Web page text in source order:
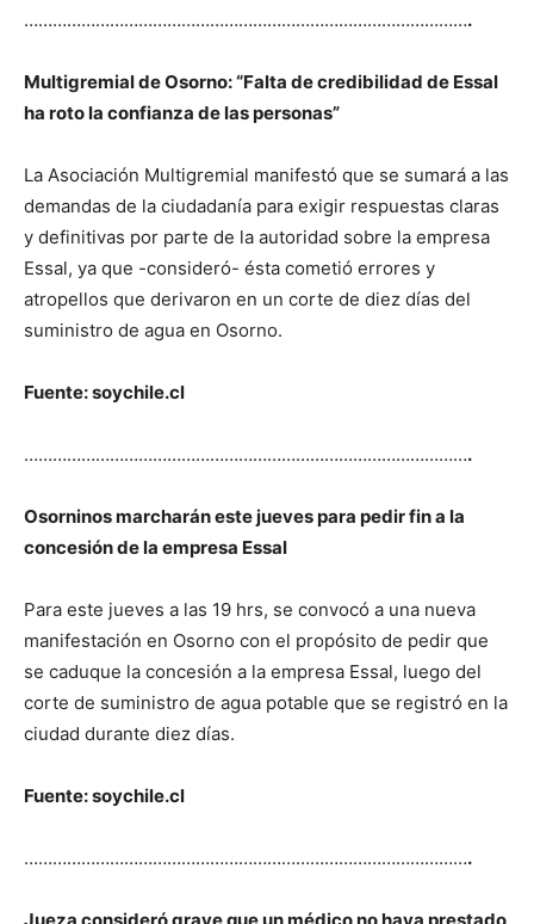
………………………………………………………………………………….
Multigremial de Osorno: “Falta de credibilidad de Essal
ha roto la confianza de las personas”
La Asociación Multigremial manifestó que se sumará a las
demandas de la ciudadanía para exigir respuestas claras
y definitivas por parte de la autoridad sobre la empresa
Essal, ya que -consideró- ésta cometió errores y
atropellos que derivaron en un corte de diez días del
suministro de agua en Osorno.
Fuente: soychile.cl
………………………………………………………………………………….
Osorninos marcharán este jueves para pedir fin a la
concesión de la empresa Essal
Para este jueves a las 19 hrs, se convocó a una nueva
manifestación en Osorno con el propósito de pedir que
se caduque la concesión a la empresa Essal, luego del
corte de suministro de agua potable que se registró en la
ciudad durante diez días.
Fuente: soychile.cl
………………………………………………………………………………….
Jueza consideró grave que un médico no haya prestado